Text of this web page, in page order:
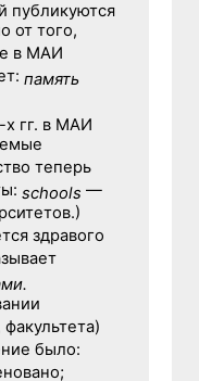
публикуются
от того,
в МАИ
память
гг. в МАИ
теперь
schools —
здравого
было: